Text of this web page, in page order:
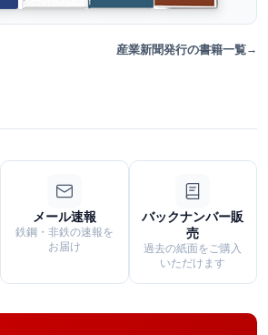
産業新聞発行の書籍一覧
メール速報
鉄鋼・非鉄の速報を
お届け
バックナンバー販
売
過去の紙面をご購入
いただけます